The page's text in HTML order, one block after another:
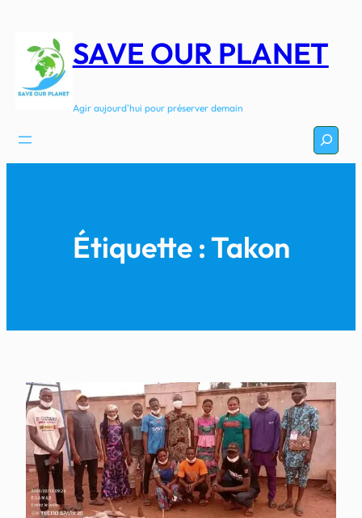
contenu
SAVE OUR PLANET
Agir aujourd'hui pour préserver demain
Étiquette :Takon